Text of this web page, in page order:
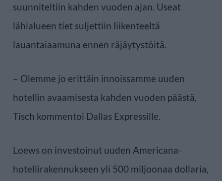
suunniteltiin kahden vuoden ajan. Useat
lähialueen tiet suljettiin liikenteeltä
lauantaiaamuna ennen räjäytystöitä.
– Olemme jo erittäin innoissamme uuden
hotellin avaamisesta kahden vuoden päästä,
Tisch kommentoi Dallas Expressille.
Loews on investoinut uuden Americana-
hotellirakennukseen yli 500 miljoonaa dollaria,